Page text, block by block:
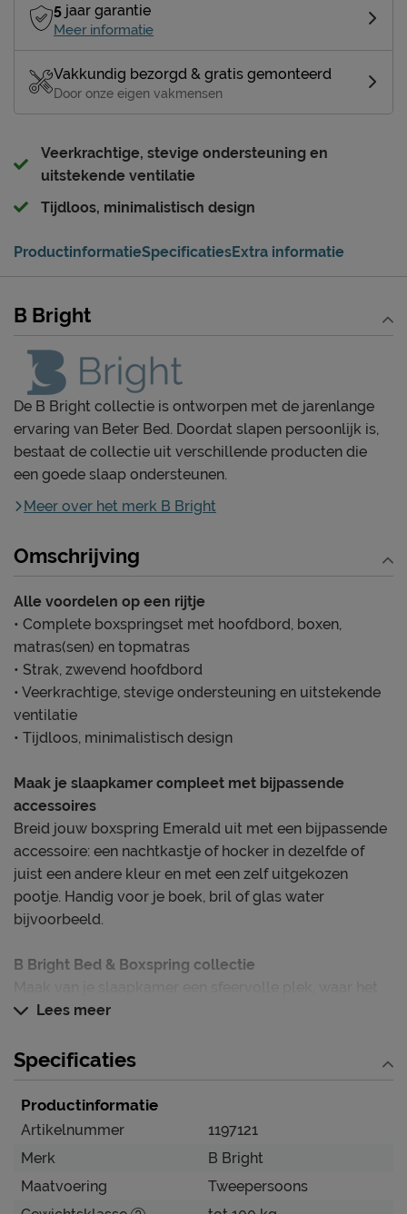
5 jaar garantie
Meer informatie
Vakkundig bezorgd & gratis gemonteerd
Door onze eigen vakmensen
Veerkrachtige, stevige ondersteuning en
uitstekende ventilatie
Tijdloos, minimalistisch design
ProductinformatieSpecificatiesExtra informatie
B Bright
De B Bright collectie is ontworpen met de jarenlange
ervaring van Beter Bed. Doordat slapen persoonlijk is,
bestaat de collectie uit verschillende producten die
een goede slaap ondersteunen.
Meer over het merk B Bright
Omschrijving
Alle voordelen op een rijtje
• Complete boxspringset met hoofdbord, boxen,
matras(sen) en topmatras
• Strak, zwevend hoofdbord
• Veerkrachtige, stevige ondersteuning en uitstekende
ventilatie
• Tijdloos, minimalistisch design
Maak je slaapkamer compleet met bijpassende
accessoires
Breid jouw boxspring Emerald uit met een bijpassende
accessoire: een nachtkastje of hocker in dezelfde of
juist een andere kleur en met een zelf uitgekozen
pootje. Handig voor je boek, bril of glas water
bijvoorbeeld.
B Bright Bed & Boxspring collectie
voelt als thuiskomen. Steeds weer. Met een bed of
door een zeer ruim en actueel assortiment van
verschillende slaapsystemen, (top)matrassen,
hoofdborden, pootjes, stofsoorten en -kleuren,
waarmee je oneindig kunt mix en matchen. Net zolang
Bright. Altijd de slimste keuze voor jouw nachtrust.
Lees meer
Specificaties
Productinformatie
Artikelnummer
1197121
Merk
B Bright
Maatvoering
Tweepersoons